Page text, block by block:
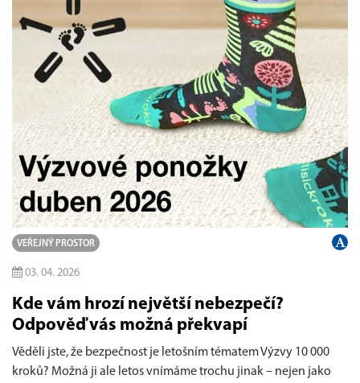
VEŘEJNÝ PROSTOR
03. 04. 2026
Kde vám hrozí největší nebezpečí?
Odpověď vás možná překvapí
Věděli jste, že bezpečnost je letošním tématem Výzvy 10 000
kroků? Možná ji ale letos vnímáme trochu jinak – nejen jako